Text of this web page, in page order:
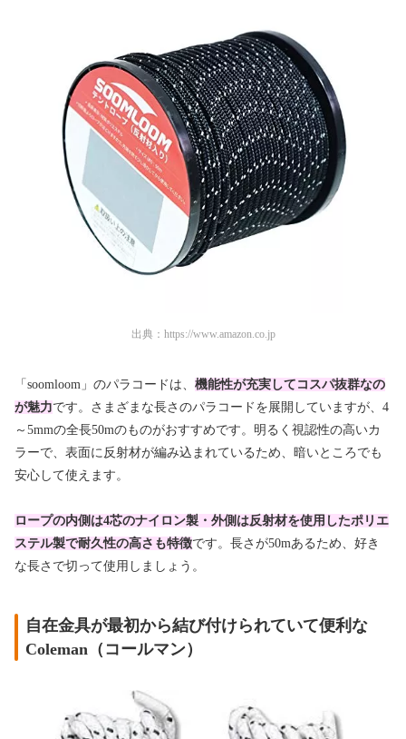
出典： https://www.amazon.co.jp
「soomloom」のパラコードは、 機能性が充実してコスパ抜群なの
が魅力です。さまざまな長さのパラコードを展開していますが、4
～5mmの全長50mのものがおすすめです。明るく視認性の高いカ
ラーで、表面に反射材が編み込まれているため、暗いところでも
安心して使えます。
ロープの内側は4芯のナイロン製・外側は反射材を使用したポリエ
ステル製で耐久性の高さ も特徴です。長さが50mあるため、好き
な長さで切って使用しましょう。
自在金具が最初から結び付けられていて便利な
Coleman（コールマン）